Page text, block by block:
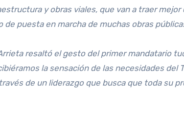
y obras viales, que van a traer
de puesta en marcha de muchas obras
resaltó el gesto del primer mandatario
la sensación de las necesidades del
de un liderazgo que busca que toda su